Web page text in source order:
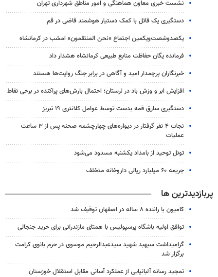
نشست خبری معاون هماهنگی و امور مناطق شهرداری تهران
دستگیری یک قاتل با کمک دستیار هوشمند قاضی در قم
یکصدوشصت‌ویکمین اجتماع «نحن المنتقمون» امشب در کرمانشاه
فرمانده یگان حفاظت منابع طبیعی کرمانشاه هشدار داد
خبرنگاران پرچمدار امید و آگاهی در برابر جنگ روایت‌ها هستند
افزایش ابر و وزش باد در لرستان؛ احتمال بارش‌های پراکنده در برخی نقاط
دستگیری سارق قمه بدست توسط عوامل کلانتری ۱۹ تبریز
نجات ۴ نفر گرفتار در دیواره‌های چهارچشمه صحنه پس از ۳ ساعت
عملیات
تونل توحید از بامداد یکشنبه مسدود می‌شود
جریمه ۶۰ میلیارد ریالی داروخانه متخلف
پربازدیدترین ها
کامیون با راننده ۸ ساله در اصفهان توقیف شد
توافق اولیه باشگاه پرسپولیس با همتای مازندرانی برای خرید جنجالی
گرامیداشت سپهبد شهید سیدعبدالرحیم موسوی در حرم بانوی کرامت
برگزار شد
تمجید رسانه آلبانیایی از عملکرد آسانی مقابل استقلال خوزستان